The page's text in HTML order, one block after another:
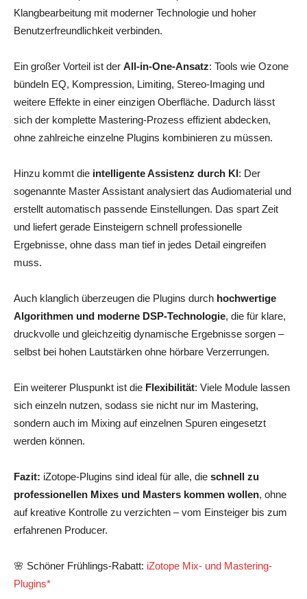
Klangbearbeitung mit moderner Technologie und hoher
Benutzerfreundlichkeit verbinden.
Ein großer Vorteil ist der All-in-One-Ansatz: Tools wie Ozone
bündeln EQ, Kompression, Limiting, Stereo-Imaging und
weitere Effekte in einer einzigen Oberfläche. Dadurch lässt
sich der komplette Mastering-Prozess effizient abdecken,
ohne zahlreiche einzelne Plugins kombinieren zu müssen.
Hinzu kommt die intelligente Assistenz durch KI: Der
sogenannte Master Assistant analysiert das Audiomaterial und
erstellt automatisch passende Einstellungen. Das spart Zeit
und liefert gerade Einsteigern schnell professionelle
Ergebnisse, ohne dass man tief in jedes Detail eingreifen
muss.
Auch klanglich überzeugen die Plugins durch hochwertige
Algorithmen und moderne DSP-Technologie, die für klare,
druckvolle und gleichzeitig dynamische Ergebnisse sorgen –
selbst bei hohen Lautstärken ohne hörbare Verzerrungen.
Ein weiterer Pluspunkt ist die Flexibilität: Viele Module lassen
sich einzeln nutzen, sodass sie nicht nur im Mastering,
sondern auch im Mixing auf einzelnen Spuren eingesetzt
werden können.
Fazit: iZotope-Plugins sind ideal für alle, die schnell zu
professionellen Mixes und Masters kommen wollen, ohne
auf kreative Kontrolle zu verzichten – vom Einsteiger bis zum
erfahrenen Producer.
🌸 Schöner Frühlings-Rabatt: iZotope Mix- und Mastering-
Plugins*